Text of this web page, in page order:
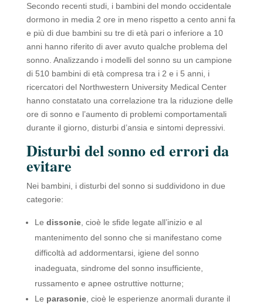
Secondo recenti studi, i bambini del mondo occidentale
dormono in media 2 ore in meno rispetto a cento anni fa
e più di due bambini su tre di età pari o inferiore a 10
anni hanno riferito di aver avuto qualche problema del
sonno. Analizzando i modelli del sonno su un campione
di 510 bambini di età compresa tra i 2 e i 5 anni, i
ricercatori del Northwestern University Medical Center
hanno constatato una correlazione tra la riduzione delle
ore di sonno e l’aumento di problemi comportamentali
durante il giorno, disturbi d’ansia e sintomi depressivi.
Disturbi del sonno ed errori da
evitare
Nei bambini, i disturbi del sonno si suddividono in due
categorie:
Le dissonie, cioè le sfide legate all’inizio e al
mantenimento del sonno che si manifestano come
difficoltà ad addormentarsi, igiene del sonno
inadeguata, sindrome del sonno insufficiente,
russamento e apnee ostruttive notturne;
Le parasonie, cioè le esperienze anormali durante il